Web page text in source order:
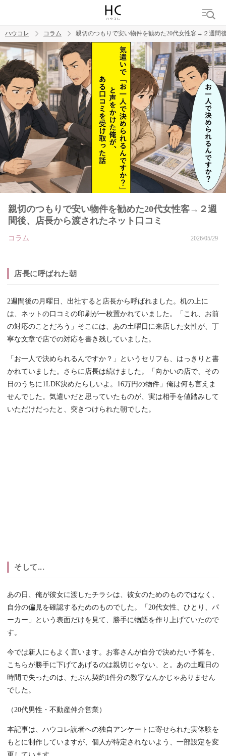
トレンド ワード
男の本音 男ウケ NG行動 彼女 イイ女 婚活
ハウコレ コラム 親切のつもりで安い物件を勧めた20代女性客→２週間
親切のつもりで安い物件を勧めた20代女性客→２週
間後、店長から渡されたネット口コミ
コラム 2026/05/29
店長に呼ばれた朝
2週間後の月曜日、出社すると店長から呼ばれました。机の上に
は、ネットの口コミの印刷が一枚置かれていました。「これ、お前
の対応のことだろう」そこには、あの土曜日に来店した女性が、丁
寧な文章で店での対応を書き残していました。
「お一人で決められるんですか？」というセリフも、はっきりと書
かれていました。さらに店長は続けました。「向かいの店で、その
日のうちに1LDK決めたらしいよ。16万円の物件」俺は何も言えま
せんでした。気遣いだと思っていたものが、実は相手を値踏みして
いただけだったと、突きつけられた朝でした。
そして...
あの日、俺が彼女に渡したチラシは、彼女のためのものではなく、
自分の偏見を確認するためのものでした。「20代女性、ひとり、パ
ーカー」という表面だけを見て、勝手に物語を作り上げていたので
す。
今では新人にもよく言います。お客さんが自分で決めたい予算を、
こちらが勝手に下げてあげるのは親切じゃない、と。あの土曜日の
時間で失ったのは、たぶん契約1件分の数字なんかじゃありません
でした。
（20代男性・不動産仲介営業）
本記事は、ハウコレ読者への独自アンケートに寄せられた実体験を
もとに制作していますが、個人が特定されないよう、一部設定を変